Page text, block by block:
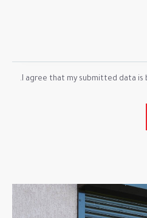
I agree that my submitted data is